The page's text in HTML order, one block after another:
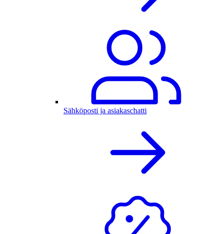
Sähköposti ja asiakaschatti